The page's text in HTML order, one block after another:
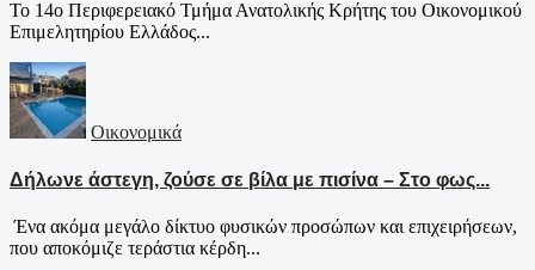
Το 14ο Περιφερειακό Τμήμα Ανατολικής Κρήτης του Οικονομικού
Επιμελητηρίου Ελλάδος...
Οικονομικά
Δήλωνε άστεγη, ζούσε σε βίλα με πισίνα – Στο φως...
Ένα ακόμα μεγάλο δίκτυο φυσικών προσώπων και επιχειρήσεων,
που αποκόμιζε τεράστια κέρδη...